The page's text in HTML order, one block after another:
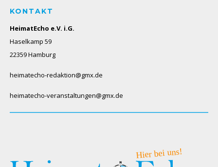
KONTAKT
HeimatEcho e.V. i.G.
Haselkamp 59
22359 Hamburg
heimatecho-redaktion@gmx.de
heimatecho-veranstaltungen@gmx.de